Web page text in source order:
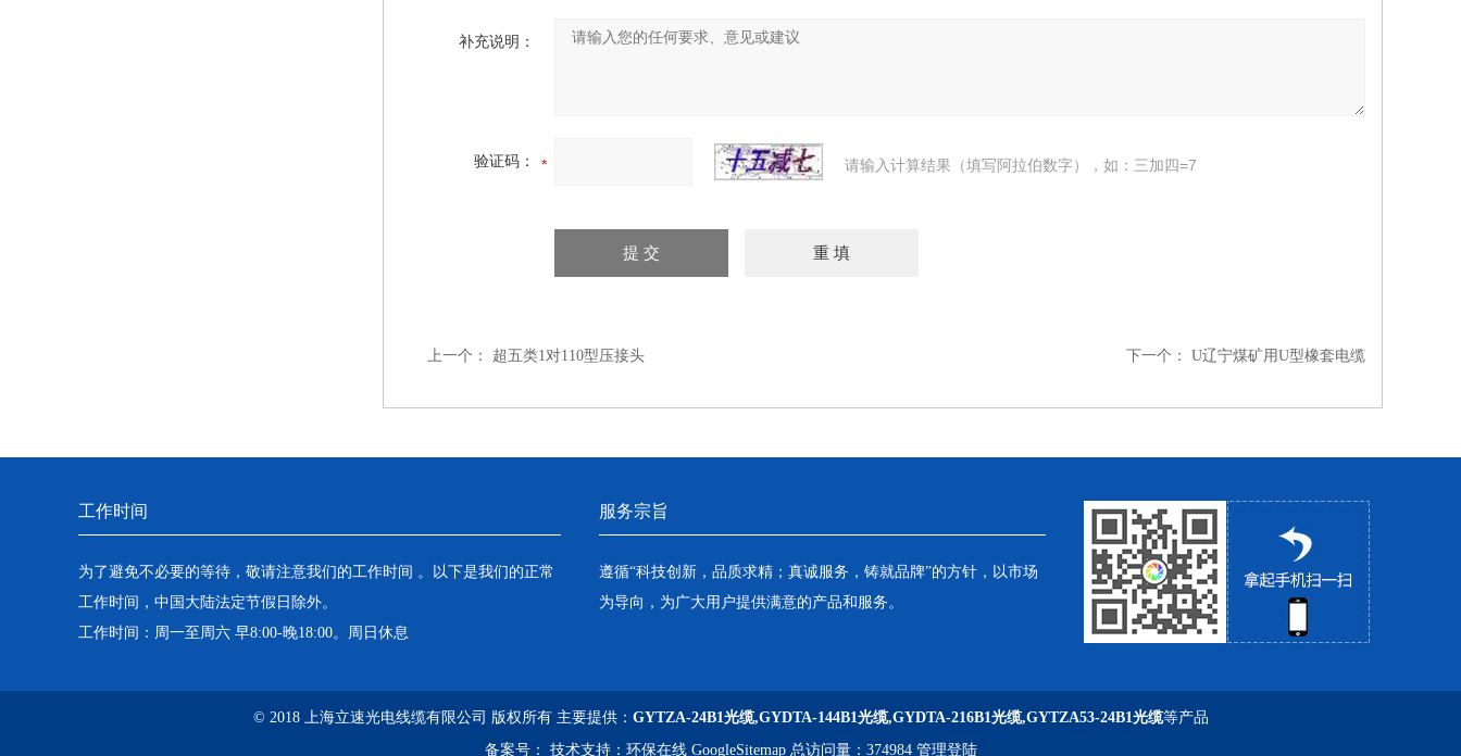
补充说明：
验证码： 请输入计算结果（填写阿拉伯数字），如：三加四=7
上一个： 超五类1对110型压接头 下一个： U辽宁煤矿用U型橡套电缆
工作时间
为了避免不必要的等待，敬请注意我们的工作时间 。以下是我们的正常
工作时间，中国大陆法定节假日除外。
工作时间：周一至周六 早8:00-晚18:00。周日休息
服务宗旨
遵循“科技创新，品质求精；真诚服务，铸就品牌”的方针，以市场
为导向，为广大用户提供满意的产品和服务。
© 2018 上海立速光电线缆有限公司 版权所有 主要提供： GYTZA-24B1光缆,GYDTA-144B1光缆,GYDTA-216B1光缆,GYTZA53-24B1光缆等产品
备案号：
技术支持： 环保在线 GoogleSitemap总访问量：374984 管理登陆